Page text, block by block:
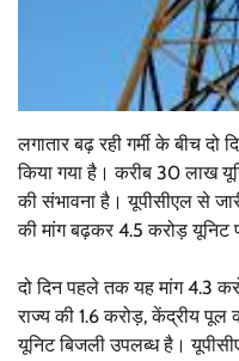
लगातार बढ़ रही गर्मी के बीच दो
किया गया है। करीब 30 लाख
की संभावना है। यूपीसीएल से
की मांग बढ़कर 4.5 करोड़ यूनिट
दो दिन पहले तक यह मांग 4.3
राज्य की 1.6 करोड़, केंद्रीय पूल
यूनिट बिजली उपलब्ध है।